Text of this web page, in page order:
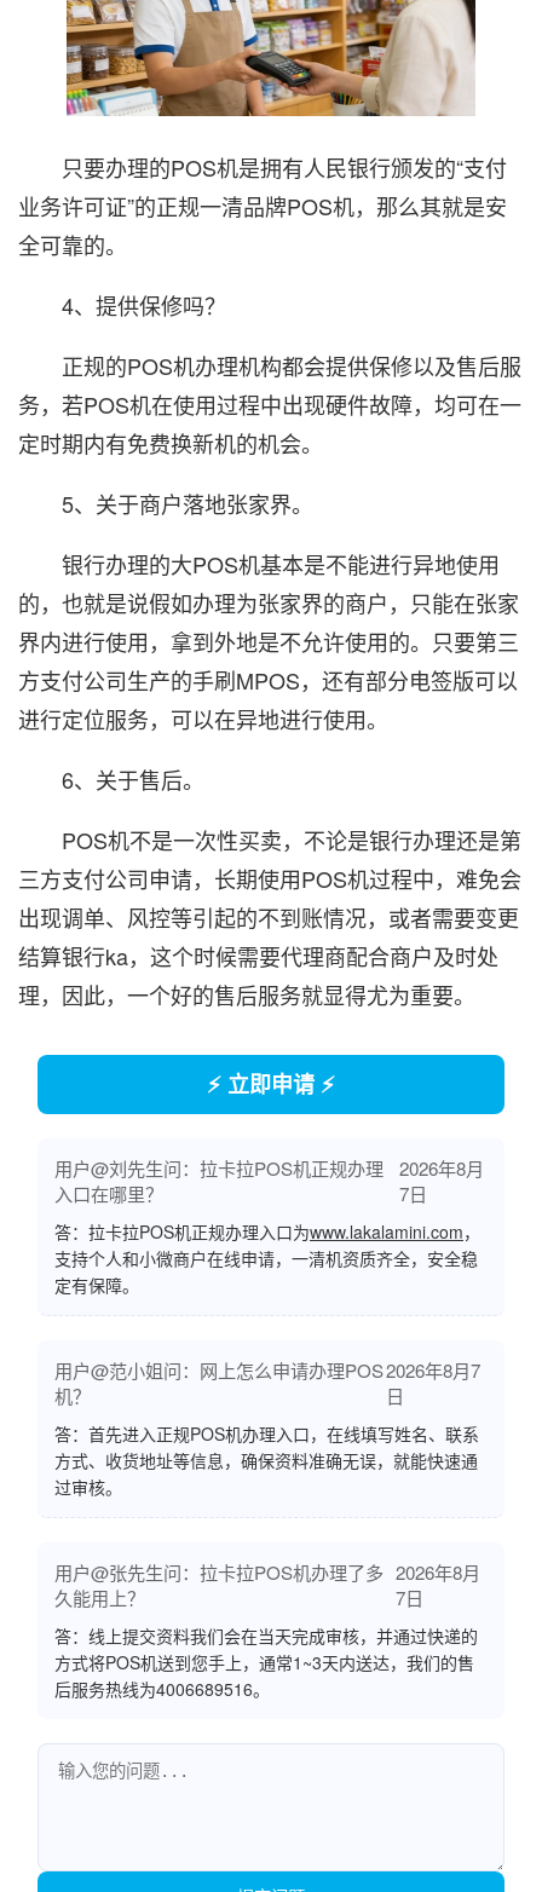
只要办理的POS机是拥有人民银行颁发的“支付
业务许可证”的正规一清品牌POS机，那么其就是安
全可靠的。
4、提供保修吗？
正规的POS机办理机构都会提供保修以及售后服
务，若POS机在使用过程中出现硬件故障，均可在一
定时期内有免费换新机的机会。
5、关于商户落地张家界。
银行办理的大POS机基本是不能进行异地使用
的，也就是说假如办理为张家界的商户，只能在张家
界内进行使用，拿到外地是不允许使用的。只要第三
方支付公司生产的手刷MPOS，还有部分电签版可以
进行定位服务，可以在异地进行使用。
6、关于售后。
POS机不是一次性买卖，不论是银行办理还是第
三方支付公司申请，长期使用POS机过程中，难免会
出现调单、风控等引起的不到账情况，或者需要变更
结算银行ka，这个时候需要代理商配合商户及时处
理，因此，一个好的售后服务就显得尤为重要。
⚡ 立即申请 ⚡
用户@刘先生问：拉卡拉POS机正规办理
入口在哪里？
2026年8月
7日
答：拉卡拉POS机正规办理入口为www.lakalamini.com，
支持个人和小微商户在线申请，一清机资质齐全，安全稳
定有保障。
用户@范小姐问：网上怎么申请办理POS
机？
2026年8月7
日
答：首先进入正规POS机办理入口，在线填写姓名、联系
方式、收货地址等信息，确保资料准确无误，就能快速通
过审核。
用户@张先生问：拉卡拉POS机办理了多
久能用上？
2026年8月
7日
答：线上提交资料我们会在当天完成审核，并通过快递的
方式将POS机送到您手上，通常1~3天内送达，我们的售
后服务热线为4006689516。